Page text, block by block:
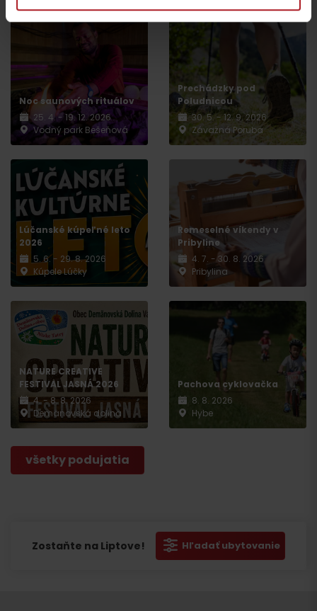
Noc saunových rituálov
25. 4. - 19. 12. 2026
Vodný park Bešeňová
Prechádzky pod
Poludnicou
30. 5. - 12. 9. 2026
Závažná Poruba
Lúčanské kúpeľné leto
2026
5. 6. - 29. 8. 2026
Kúpele Lúčky
Remeselné víkendy v
Pribyline
4. 7. - 30. 8. 2026
Pribylina
NATURE CREATIVE
FESTIVAL JASNÁ 2026
4. - 8. 8. 2026
Demänovská dolina
Pachova cyklovačka
8. 8. 2026
Hybe
všetky podujatia
Zostaňte na Liptove! Hľadať ubytovanie
Odchod